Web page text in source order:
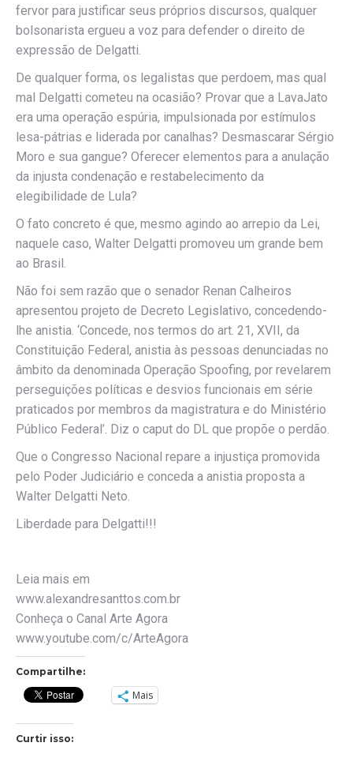
fervor para justificar seus próprios discursos, qualquer
bolsonarista ergueu a voz para defender o direito de
expressão de Delgatti.
De qualquer forma, os legalistas que perdoem, mas qual
mal Delgatti cometeu na ocasião? Provar que a LavaJato
era uma operação espúria, impulsionada por estímulos
lesa-pátrias e liderada por canalhas? Desmascarar Sérgio
Moro e sua gangue? Oferecer elementos para a anulação
da injusta condenação e restabelecimento da
elegibilidade de Lula?
O fato concreto é que, mesmo agindo ao arrepio da Lei,
naquele caso, Walter Delgatti promoveu um grande bem
ao Brasil.
Não foi sem razão que o senador Renan Calheiros
apresentou projeto de Decreto Legislativo, concedendo-
lhe anistia. ‘Concede, nos termos do art. 21, XVII, da
Constituição Federal, anistia às pessoas denunciadas no
âmbito da denominada Operação Spoofing, por revelarem
perseguições políticas e desvios funcionais em série
praticados por membros da magistratura e do Ministério
Público Federal’. Diz o caput do DL que propõe o perdão.
Que o Congresso Nacional repare a injustiça promovida
pelo Poder Judiciário e conceda a anistia proposta a
Walter Delgatti Neto.
Liberdade para Delgatti!!!
Leia mais em
www.alexandresanttos.com.br
Conheça o Canal Arte Agora
www.youtube.com/c/ArteAgora
Compartilhe:
Mais
Curtir isso: